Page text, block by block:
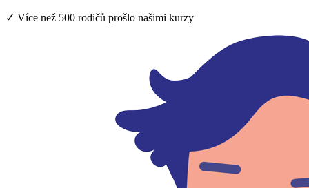
✓ Více než 500 rodičů prošlo našimi kurzy